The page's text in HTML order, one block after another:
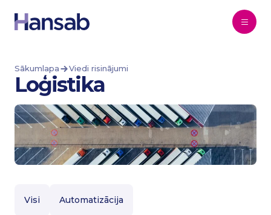
Sākumlapa Viedi risinājumi
Loģistika
Visi Automatizācija